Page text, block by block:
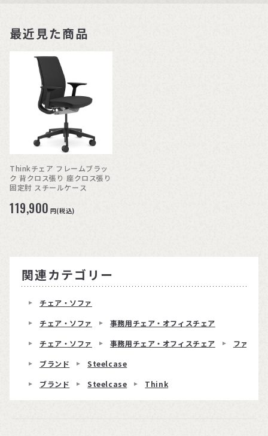
最近見た商品
Thinkチェア フレームブラッ
ク 背クロス張り 座クロス張り
固定肘 スチールケース
119,900 円(税込)
関連カテゴリー
チェア・ソファ
チェア・ソファ
事務用チェア・オフィスチェア
チェア・ソファ
事務用チェア・オフィスチェア
ファブリ
ブランド
Steelcase
ブランド
Steelcase Think